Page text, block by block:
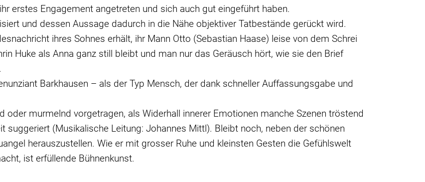
erstes Engagement angetreten und sich auch gut eingeführt haben.
und dessen Aussage dadurch in die Nähe objektiver Tatbestände gerückt wird.
ihres Sohnes erhält, ihr Mann Otto (Sebastian Haase) leise von dem Schrei
Huke als Anna ganz still bleibt und man nur das Geräusch hört, wie sie den Brief
Barkhausen – als der Typ Mensch, der dank schneller Auffassungsgabe und
murmelnd vorgetragen, als Widerhall innerer Emotionen manche Szenen tröstend
suggeriert (Musikalische Leitung: Johannes Mittl). Bleibt noch, neben der schönen
herauszustellen. Wie er mit grosser Ruhe und kleinsten Gesten die Gefühlswelt
ist erfüllende Bühnenkunst.